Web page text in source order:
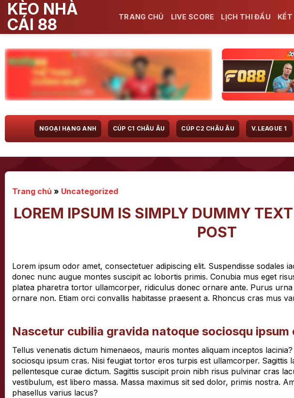
Bỏ
qua
nội
KÈO NHÀ
CÁI 88
TRANG CHỦ LIVE SCORE LỊCH THI ĐẤU
NGOẠI HẠNG ANH CÚP C1 CHÂU ÂU CÚP C2 CHÂU ÂU V.LEAGUE 1
Trang chủ » Uncategorized
LOREM IPSUM IS SIMPLY DUMMY
POST
Lorem ipsum odor amet, consectetuer adipiscing elit. Suspendisse sodales
donec nunc augue montes suscipit ac lobortis primis. Conubia mus eget
platea pharetra tortor ullamcorper, ridiculus donec ornare ante. Purus
ornare non. Etiam orci convallis habitasse praesent a. Rhoncus cras mus
Nascetur cubilia gravida natoque sociosqu ipsum
Tellus venenatis dictum himenaeos, mauris montes aliquam inceptos
sociosqu ipsum cras. Nisi feugiat tortor eros turpis est ullamcorper. Sagittis
pellentesque curae dictum. Sagittis suscipit proin nibh risus pulvinar cras
vestibulum, est libero massa. Massa maximus sit sed dolor, primis nostra.
phasellus varius lacus?